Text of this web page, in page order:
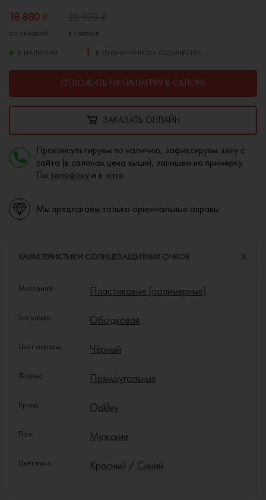
18 880 ₽
со скидкой в салоне
В НАЛИЧИИ В ОГРАНИЧЕННОМ КОЛИЧЕСТВЕ
ОТЛОЖИТЬ НА ПРИМЕРКУ В САЛОНЕ
ЗАКАЗАТЬ ОНЛАЙН
Проконсультируем по наличию, зафиксируем цену с
сайта (в салонах цена выше), запишем на примерку.
По телефону и в чате
Мы предлагаем только оригинальные оправы
ХАРАКТЕРИСТИКИ СОЛНЦЕЗАЩИТНЫХ ОЧКОВ
Материал: Пластиковые (полимерные)
Тип рамки: Ободковая
Цвет оправы: Чёрный
Форма: Прямоугольные
Бренд: Oakley
Пол: Мужские
Цвет линз: Красный / Синий